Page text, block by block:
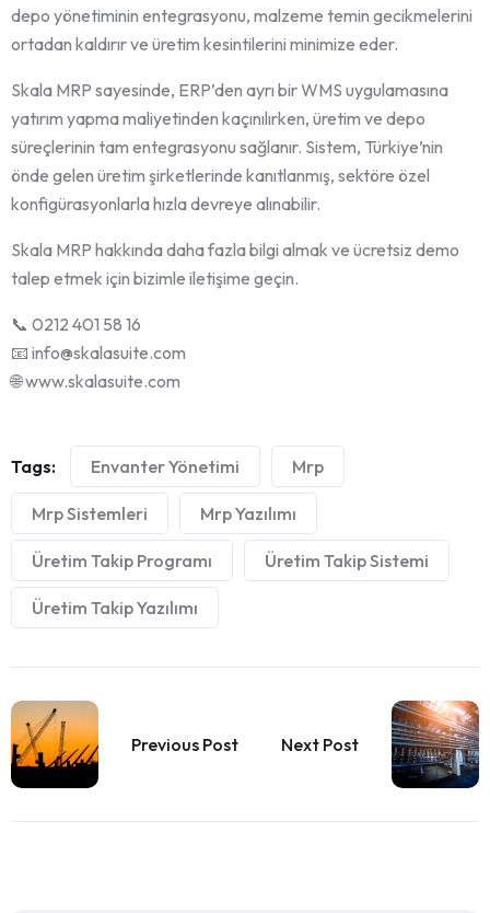
depo yönetiminin entegrasyonu, malzeme temin gecikmelerini
ortadan kaldırır ve üretim kesintilerini minimize eder.
Skala MRP sayesinde, ERP’den ayrı bir WMS uygulamasına
yatırım yapma maliyetinden kaçınılırken, üretim ve depo
süreçlerinin tam entegrasyonu sağlanır. Sistem, Türkiye’nin
önde gelen üretim şirketlerinde kanıtlanmış, sektöre özel
konfigürasyonlarla hızla devreye alınabilir.
Skala MRP hakkında daha fazla bilgi almak ve ücretsiz demo
talep etmek için bizimle iletişime geçin.
📞 0212 401 58 16
📧 info@skalasuite.com
🌐 www.skalasuite.com
Tags: Envanter Yönetimi Mrp
Mrp Sistemleri Mrp Yazılımı
Üretim Takip Programı Üretim Takip Sistemi
Üretim Takip Yazılımı
Previous Post Next Post